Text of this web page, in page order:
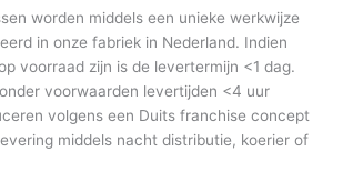
worden middels een unieke werkwijze
in onze fabriek in Nederland. Indien
voorraad zijn is de levertermijn <1 dag.
voorwaarden levertijden <4 uur
volgens een Duits franchise concept
middels nacht distributie, koerier of